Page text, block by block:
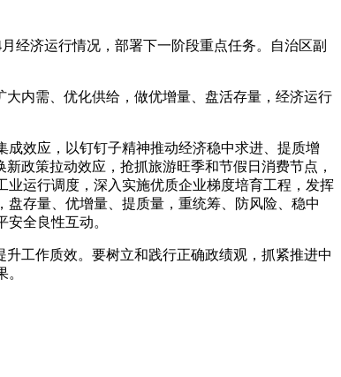
济运行情况，部署下一阶段重点任务。自治区副
内需、优化供给，做优增量、盘活存量，经济运行
效应，以钉钉子精神推动经济稳中求进、提质增
政策拉动效应，抢抓旅游旺季和节假日消费节点，
运行调度，深入实施优质企业梯度培育工程，发挥
存量、优增量、提质量，重统筹、防风险、稳中
全良性互动。
工作质效。要树立和践行正确政绩观，抓紧推进中